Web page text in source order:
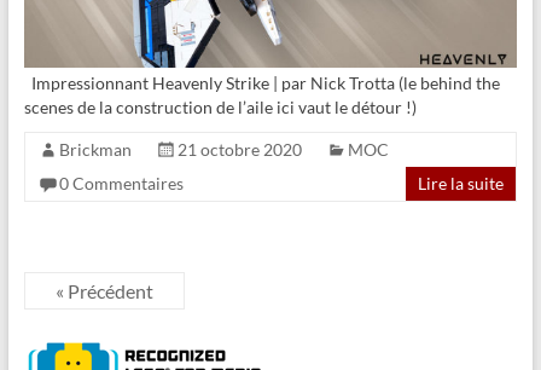
Impressionnant Heavenly Strike | par Nick Trotta (le behind the
scenes de la construction de l’aile ici vaut le détour !)
Brickman 21 octobre 2020
MOC
0 Commentaires
Lire la suite
« Précédent